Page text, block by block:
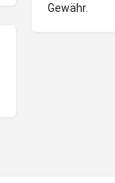
Gewähr.